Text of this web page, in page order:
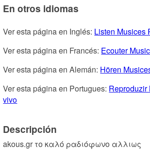
En otros idiomas
Ver esta página en Inglés: Listen Musices
Ver esta página en Francés: Ecouter
Ver esta página en Alemán: Hören
Ver esta página en Portugues: Reproduzir
vivo
Descripción
akous.gr το καλό ραδιόφωνο αλλιως